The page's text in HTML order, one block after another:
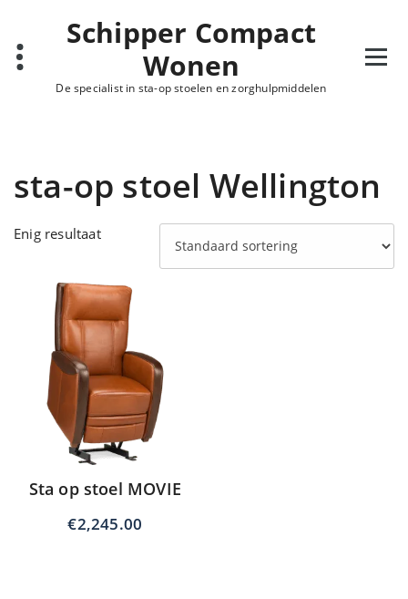
inhoud
Schipper Compact
Wonen
De specialist in sta-op stoelen en zorghulpmiddelen
sta-op stoel Wellington
Enig resultaat
Sta op stoel MOVIE
€2,245.00